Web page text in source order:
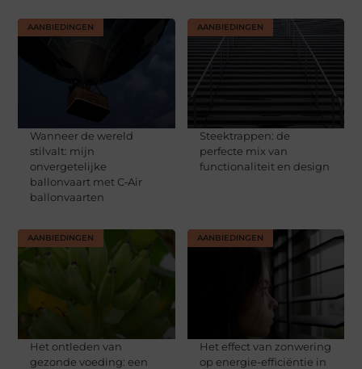
AANBIEDINGEN
Wanneer de wereld
stilvalt: mijn
onvergetelijke
ballonvaart met C‑Air
ballonvaarten
AANBIEDINGEN
Steektrappen: de
perfecte mix van
functionaliteit en design
AANBIEDINGEN
Het ontleden van
gezonde voeding: een
AANBIEDINGEN
Het effect van zonwering
op energie-efficiëntie in